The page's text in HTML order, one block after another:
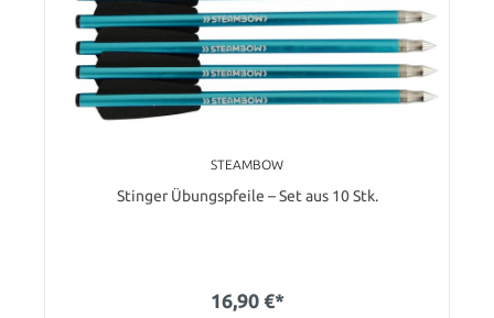
STEAMBOW
Stinger Übungspfeile – Set aus 10 Stk.
16,90 €*